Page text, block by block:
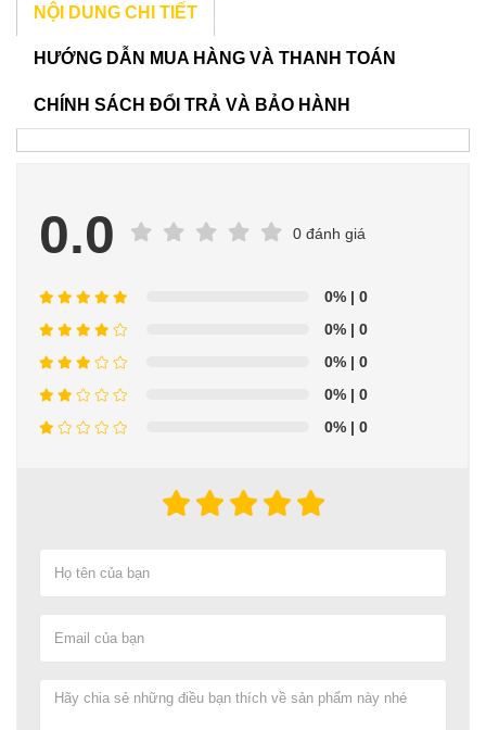
NỘI DUNG CHI TIẾT
HƯỚNG DẪN MUA HÀNG VÀ THANH TOÁN
CHÍNH SÁCH ĐỔI TRẢ VÀ BẢO HÀNH
0.0 0 đánh giá
0% | 0
0% | 0
0% | 0
0% | 0
0% | 0